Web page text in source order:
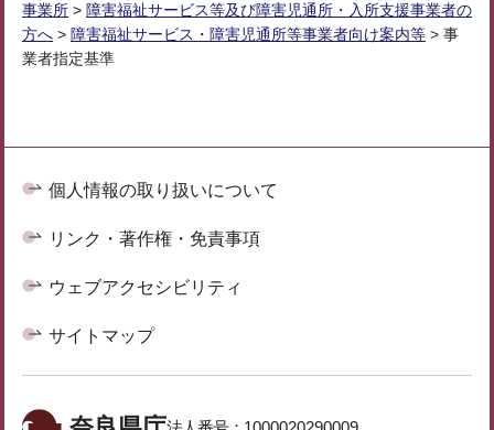
事業所 > 障害福祉サービス等及び障害児通所・入所支援事業者の
方へ > 障害福祉サービス・障害児通所等事業者向け案内等 > 事
業者指定基準
個人情報の取り扱いについて
リンク・著作権・免責事項
ウェブアクセシビリティ
サイトマップ